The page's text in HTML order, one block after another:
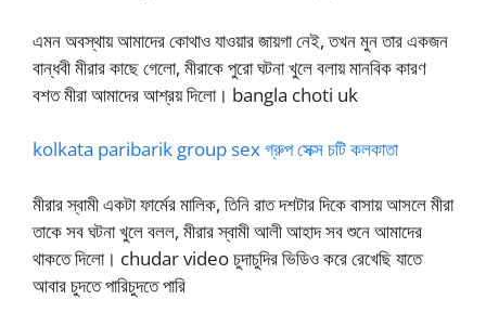
এমন অবস্থায় আমাদের কোথাও যাওয়ার জায়গা নেই, তখন মুন তার একজন
বান্ধবী মীরার কাছে গেলো, মীরাকে পুরো ঘটনা খুলে বলায় মানবিক কারণ
বশত মীরা আমাদের আশ্রয় দিলো। bangla choti uk
kolkata paribarik group sex গ্রুপ সেক্স চটি কলকাতা
মীরার স্বামী একটা ফার্মের মালিক, তিনি রাত দশটার দিকে বাসায় আসলে মীরা
তাকে সব ঘটনা খুলে বলল, মীরার স্বামী আলী আহাদ সব শুনে আমাদের
থাকতে দিলো। chudar video চুদাচুদির ভিডিও করে রেখেছি যাতে
আবার চুদতে পারিচুদতে পারি